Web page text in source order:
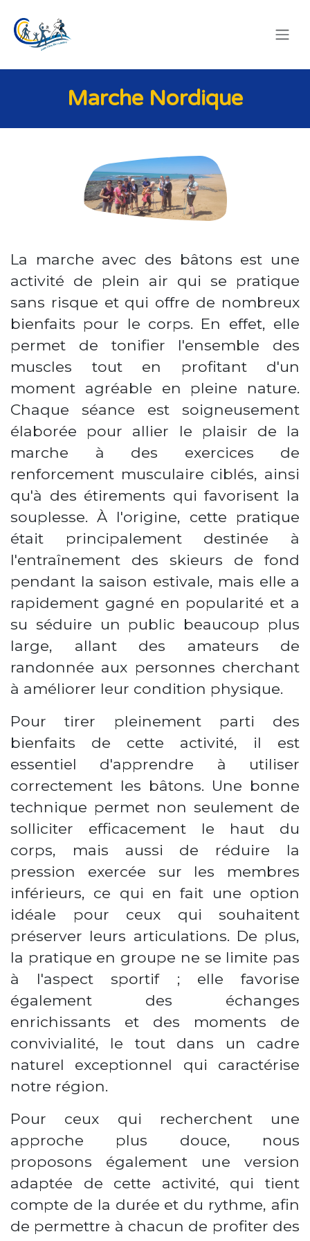
Marche Nordique
La marche avec des bâtons est une
activité de plein air qui se pratique
sans risque et qui offre de nombreux
bienfaits pour le corps. En effet, elle
permet de tonifier l'ensemble des
muscles tout en profitant d'un
moment agréable en pleine nature.
Chaque séance est soigneusement
élaborée pour allier le plaisir de la
marche à des exercices de
renforcement musculaire ciblés, ainsi
qu'à des étirements qui favorisent la
souplesse. À l'origine, cette pratique
était principalement destinée à
l'entraînement des skieurs de fond
pendant la saison estivale, mais elle a
rapidement gagné en popularité et a
su séduire un public beaucoup plus
large, allant des amateurs de
randonnée aux personnes cherchant
à améliorer leur condition physique.
Pour tirer pleinement parti des
bienfaits de cette activité, il est
essentiel d'apprendre à utiliser
correctement les bâtons. Une bonne
technique permet non seulement de
solliciter efficacement le haut du
corps, mais aussi de réduire la
pression exercée sur les membres
inférieurs, ce qui en fait une option
idéale pour ceux qui souhaitent
préserver leurs articulations. De plus,
la pratique en groupe ne se limite pas
à l'aspect sportif ; elle favorise
également des échanges
enrichissants et des moments de
convivialité, le tout dans un cadre
naturel exceptionnel qui caractérise
notre région.
Pour ceux qui recherchent une
approche plus douce, nous
proposons également une version
adaptée de cette activité, qui tient
compte de la durée et du rythme, afin
de permettre à chacun de profiter des